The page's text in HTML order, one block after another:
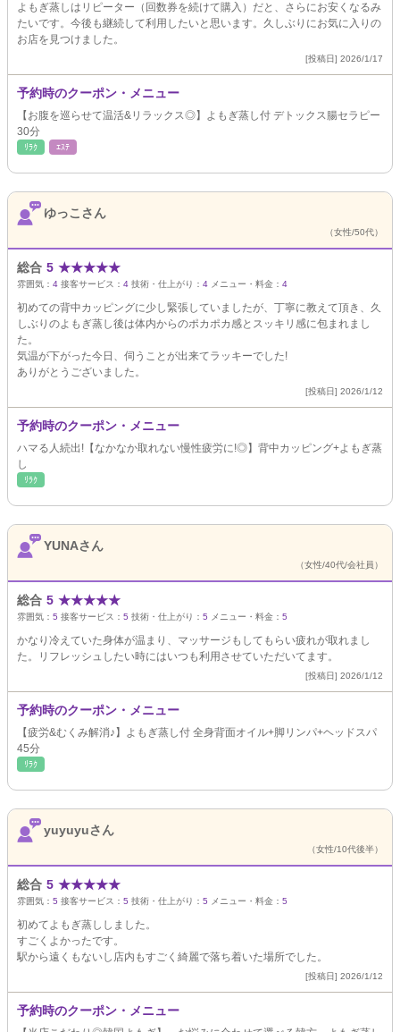
よもぎ蒸しはリピーター（回数券を続けて購入）だと、さらにお安くなるみ
たいです。今後も継続して利用したいと思います。久しぶりにお気に入りの
お店を見つけました。
[投稿日] 2026/1/17
予約時のクーポン・メニュー
【お腹を巡らせて温活&リラックス◎】よもぎ蒸し付 デトックス腸セラピー
30分
ﾘﾗｸ ｴｽﾃ
ゆっこさん
（女性/50代）
総合 5 ★★★★★
雰囲気： 4 接客サービス： 4 技術・仕上がり： 4 メニュー・料金： 4
初めての背中カッピングに少し緊張していましたが、丁寧に教えて頂き、久
しぶりのよもぎ蒸し後は体内からのポカポカ感とスッキリ感に包まれまし
た。
気温が下がった今日、伺うことが出来てラッキーでした!
ありがとうございました。
[投稿日] 2026/1/12
予約時のクーポン・メニュー
ハマる人続出!【なかなか取れない慢性疲労に!◎】背中カッピング+よもぎ蒸
し
ﾘﾗｸ
YUNAさん
（女性/40代/会社員）
総合 5 ★★★★★
雰囲気： 5 接客サービス： 5 技術・仕上がり： 5 メニュー・料金： 5
かなり冷えていた身体が温まり、マッサージもしてもらい疲れが取れまし
た。リフレッシュしたい時にはいつも利用させていただいてます。
[投稿日] 2026/1/12
予約時のクーポン・メニュー
【疲労&むくみ解消♪】よもぎ蒸し付 全身背面オイル+脚リンパ+ヘッドスパ
45分
ﾘﾗｸ
yuyuyuさん
（女性/10代後半）
総合 5 ★★★★★
雰囲気： 5 接客サービス： 5 技術・仕上がり： 5 メニュー・料金： 5
初めてよもぎ蒸ししました。
すごくよかったです。
駅から遠くもないし店内もすごく綺麗で落ち着いた場所でした。
[投稿日] 2026/1/12
予約時のクーポン・メニュー